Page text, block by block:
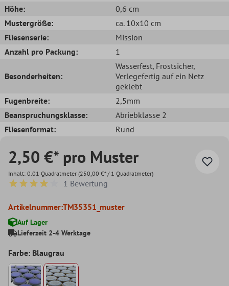
Höhe:
0,6 cm
Mustergröße:
ca. 10x10 cm
Fliesenserie:
Mission
Anzahl pro Packung:
1
Besonderheiten:
Wasserfest, Frostsicher,
Verlegefertig auf ein Netz
geklebt
Fugenbreite:
2,5mm
Beanspruchungsklasse:
Abriebklasse 2
Fliesenformat:
Rund
2,50 €* pro Muster
Inhalt: 0.01 Quadratmeter (250,00 €* / 1 Quadratmeter)
Durchschnittliche Bewertung von 4 von 5 Sternen
1 Bewertung
Artikelnummer:TM35351_muster
Auf Lager
Lieferzeit 2-4 Werktage
Farbe: Blaugrau